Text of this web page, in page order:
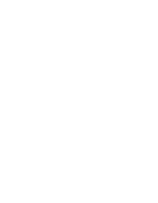
cuenta